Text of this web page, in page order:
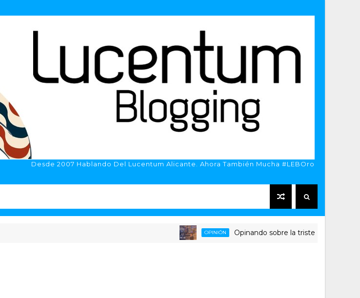
Desde 2007 Hablando Del Lucentum Alicante. Ahora También Mucha #LEBOro
OPINIÓN Opinando sobre la triste despedida del HLA